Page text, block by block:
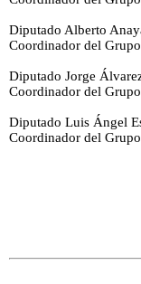
Diputado Alberto
Coordinador del
Diputado Jorge
Coordinador del
Diputado Luis Ángel
Coordinador del